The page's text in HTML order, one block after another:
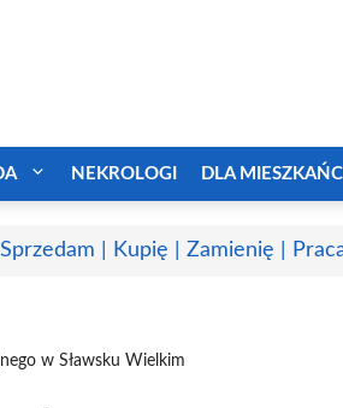
NEKROLOGI DLA
| Kupię | Zamienię |
w Sławsku Wielkim